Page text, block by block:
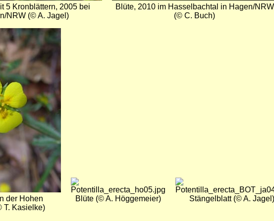
5 Kronblättern, 2005 bei
NRW (© A. Jagel)
Blüte, 2010 im Hasselbachtal in Hagen/NRW
(© C. Buch)
der Hohen
T. Kasielke)
Bild
Blüte (© A. Höggemeier)
Bild
Stängelblatt (© A. Jagel)